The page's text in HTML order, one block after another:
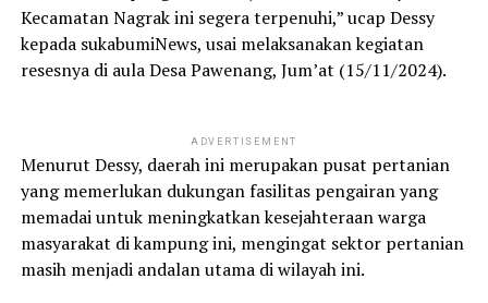
Kecamatan Nagrak ini segera terpenuhi,” ucap Dessy
kepada sukabumiNews, usai melaksanakan kegiatan
resesnya di aula Desa Pawenang, Jum’at (15/11/2024).
ADVERTISEMENT
Menurut Dessy, daerah ini merupakan pusat pertanian
yang memerlukan dukungan fasilitas pengairan yang
memadai untuk meningkatkan kesejahteraan warga
masyarakat di kampung ini, mengingat sektor pertanian
masih menjadi andalan utama di wilayah ini.